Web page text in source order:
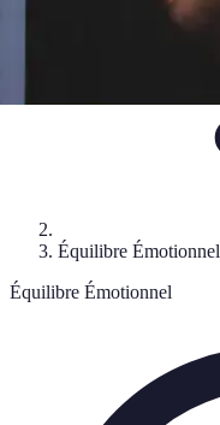
Équilibre Émotionnel
Équilibre Émotionnel